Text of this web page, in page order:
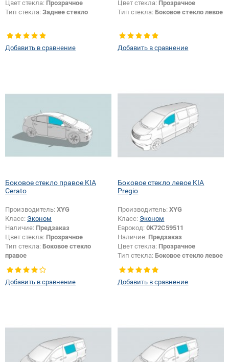
Цвет стекла: Прозрачное
Тип стекла: Заднее стекло
Добавить в сравнение
Цвет стекла: Прозрачное
Тип стекла: Боковое стекло левое
Добавить в сравнение
Боковое стекло правое KIA
Cerato
Производитель: XYG
Класс: Эконом
Наличие: Предзаказ
Цвет стекла: Прозрачное
Тип стекла: Боковое стекло
правое
Добавить в сравнение
Боковое стекло левое KIA
Pregio
Производитель:XYG
Класс: Эконом
Еврокод:0K72C59511
Наличие: Предзаказ
Цвет стекла: Прозрачное
Тип стекла: Боковое стекло левое
Добавить в сравнение